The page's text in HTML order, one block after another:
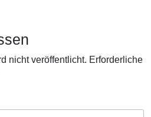
nicht veröffentlicht. Erforderliche